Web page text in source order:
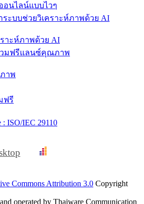
อนไลน์แบบไวๆ
าะห์ภาพด้วย AI
าพ
Commons Attribution 3.0 Copyright
operated by Thaiware Communication